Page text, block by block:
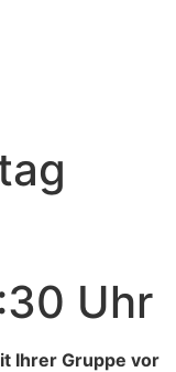
Uhr
Ihrer Gruppe vor